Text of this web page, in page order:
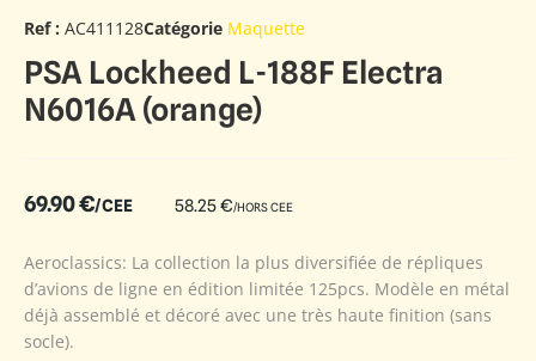
Ref : AC411128Catégorie Maquette
PSA Lockheed L-188F Electra
N6016A (orange)
69.90€/CEE 58.25€/HORS CEE
Aeroclassics: La collection la plus diversifiée de répliques
d’avions de ligne en édition limitée 125pcs. Modèle en métal
déjà assemblé et décoré avec une très haute finition (sans
socle).